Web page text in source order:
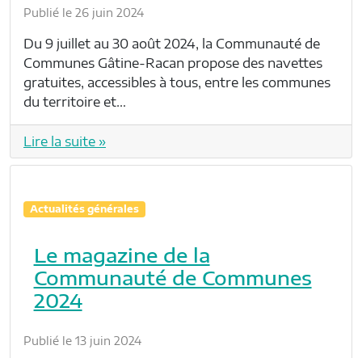
Publié le 26 juin 2024
Du 9 juillet au 30 août 2024, la Communauté de
Communes Gâtine-Racan propose des navettes
gratuites, accessibles à tous, entre les communes
du territoire et…
Lire la suite »
Actualités générales
Le magazine de la
Communauté de Communes
2024
Publié le 13 juin 2024